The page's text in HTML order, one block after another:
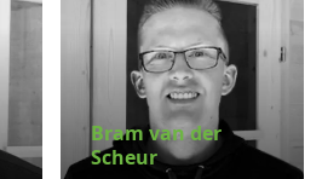
Bram van der
Scheur